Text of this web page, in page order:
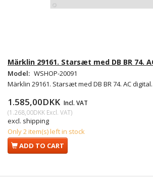
Märklin 29161. Starsæt med DB BR 74.
Model: WSHOP-20091
Märklin 29161. Starsæt med DB BR 74. AC digital.
1.585,00DKK Incl. VAT
(1.268,00DKK Excl. VAT)
excl. shipping
Only 2 item(s) left in stock
ADD TO CART